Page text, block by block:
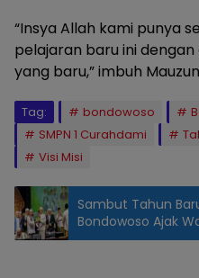
“Insya Allah kami punya
pelajaran baru ini
yang baru,” imbuh
Tag: bondowoso
SMPN 1 Curahdami
Visi Misi
Sambut Tahun
Bondowoso Ajak
Islamisyah